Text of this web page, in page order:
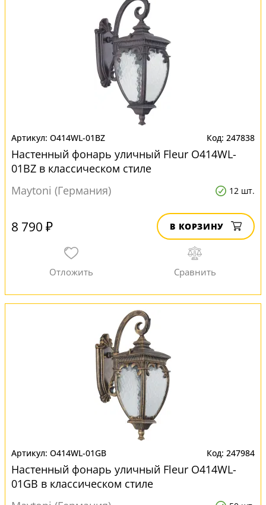
O414WL-01BZ 247838
Настенный фонарь уличный Fleur O414WL-
01BZ в классическом стиле
Maytoni (Германия)
12 шт.
8 790 ₽ В КОРЗИНУ
O414WL-01GB 247984
Настенный фонарь уличный Fleur O414WL-
01GB в классическом стиле